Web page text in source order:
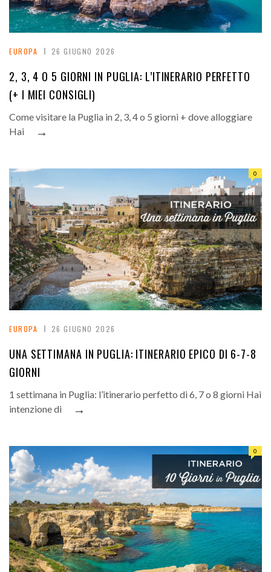
EUROPA 26 GIUGNO 2026
2, 3, 4 O 5 GIORNI IN PUGLIA: L’ITINERARIO PERFETTO
(+ I MIEI CONSIGLI)
Come visitare la Puglia in 2, 3, 4 o 5 giorni + dove alloggiare
Hai
→
EUROPA 26 GIUGNO 2026
0
UNA SETTIMANA IN PUGLIA: ITINERARIO EPICO DI 6-7-8
GIORNI
1 settimana in Puglia: l’itinerario perfetto di 6, 7 o 8 giorni Hai
intenzione di
→
0